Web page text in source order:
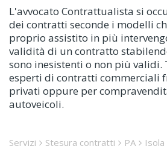
L'avvocato Contrattualista si
dei contratti seconde i modelli
proprio assistito in più
validità di un contratto
sono inesistenti o non più validi.
esperti di contratti commerciali
privati oppure per
autoveicoli.
Servizi Stesura contratti PA